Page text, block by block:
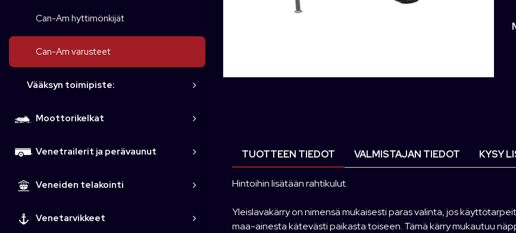
Can-Am hyttimönkijät
Can-Am varusteet
Vääksyn toimipiste:
Moottorikelkat
Venetrailerit ja perävaunut
Veneiden telakointi
Venetarvikkeet
TUOTTEEN TIEDOT VALMISTAJAN TIEDOT KYSY
Hintoihin lisätään rahtikulut.
Yleislavakärry on nimensä mukaisesti paras valinta, jos
maa-ainesta kätevästi paikasta toiseen. Tämä kärry mukautuu